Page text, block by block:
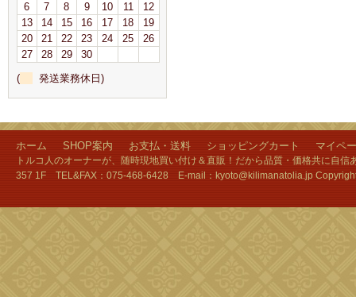
6
7 8 9 10 11
12
13
14 15 16 17 18
19
20
21 22 23 24 25
26
27
28 29
30
(
発送業務休日)
ホーム SHOP案内 お支払・送料 ショッピングカート マイペ
トルコ人のオーナーが、随時現地買い付け＆直販！だから品質・価格共に自
357 1F TEL&FAX：075-468-6428 E-mail：kyoto@kilimanatolia.jp